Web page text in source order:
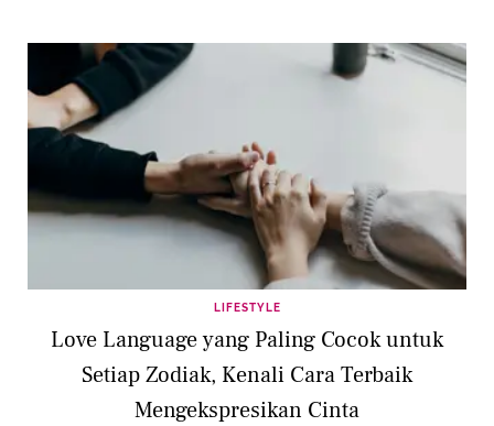
LIFESTYLE
Love Language yang Paling Cocok untuk
Setiap Zodiak, Kenali Cara Terbaik
Mengekspresikan Cinta